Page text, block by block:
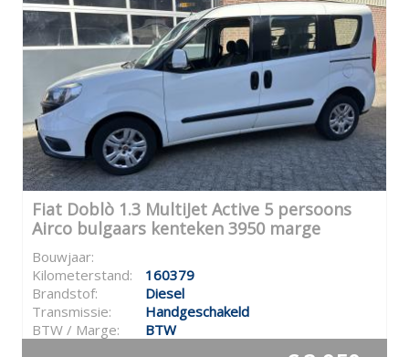
Fiat Doblò 1.3 MultiJet Active 5 persoons
Airco bulgaars kenteken 3950 marge
Bouwjaar:
Kilometerstand:
160379
Brandstof:
Diesel
Transmissie:
Handgeschakeld
BTW / Marge:
BTW